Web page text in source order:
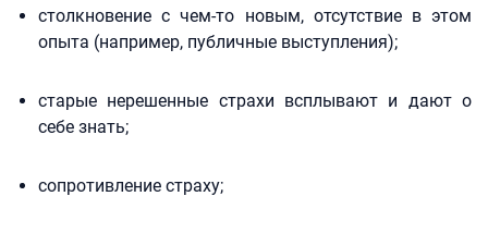
столкновение с чем-то новым, отсутствие в этом
опыта (например, публичные выступления);
старые нерешенные страхи всплывают и дают о
себе знать;
сопротивление страху;